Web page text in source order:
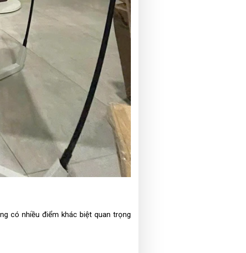
có nhiều điểm khác biệt quan trọng